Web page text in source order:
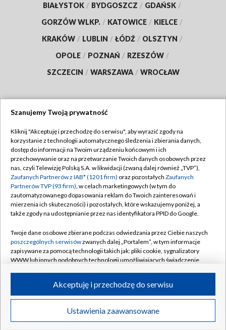
BIAŁYSTOK / BYDGOSZCZ / GDAŃSK /
GORZÓW WLKP. / KATOWICE / KIELCE /
KRAKÓW / LUBLIN / ŁÓDŹ / OLSZTYN /
OPOLE / POZNAŃ / RZESZÓW /
SZCZECIN / WARSZAWA / WROCŁAW
TVP
Abonament TVP
Emisja w TVP
Centrum informacji TVP
Naziemna Telewizja Cyfrowa
Rada Programowa
System NOS
Informacje o nadawcy
Program dla prasy
Ogłoszenie przetargowe
Regulamin TVP
Polityka prywatności
Moje zgody
Pomoc
Kontakt
Kanały
©2026 Telewizja Polska S.A. w likwidacji
Szanujemy Twoją prywatność
Kliknij "Akceptuję i przechodzę do serwisu", aby wyrazić zgody na
korzystanie z technologii automatycznego śledzenia i zbierania danych,
dostęp do informacji na Twoim urządzeniu końcowym i ich
przechowywanie oraz na przetwarzanie Twoich danych osobowych przez
nas, czyli Telewizję Polską S.A. w likwidacji (zwaną dalej również „TVP”),
Zaufanych Partnerów z IAB* (1201 firm) oraz pozostałych Zaufanych
Partnerów TVP (93 firm), w celach marketingowych (w tym do
zautomatyzowanego dopasowania reklam do Twoich zainteresowań i
mierzenia ich skuteczności) i pozostałych, które wskazujemy poniżej, a
także zgody na udostępnianie przez nas identyfikatora PPID do Google.
Twoje dane osobowe zbierane podczas odwiedzania przez Ciebie naszych
poszczególnych serwisówzwanych dalej „Portalem”, w tym informacje
zapisywane za pomocą technologii takich jak: pliki cookie, sygnalizatory
WWW lub innych podobnych technologii umożliwiających świadczenie
ruchu w Internecie.
Twoje dane osobowe zbierane podczas odwiedzania przez Ciebie
poszczególnych serwisówna Portalu, takie jak adresy IP, identyfikatory
Ustawienia zaawansowane
Akceptuję i przechodzę do serwisu